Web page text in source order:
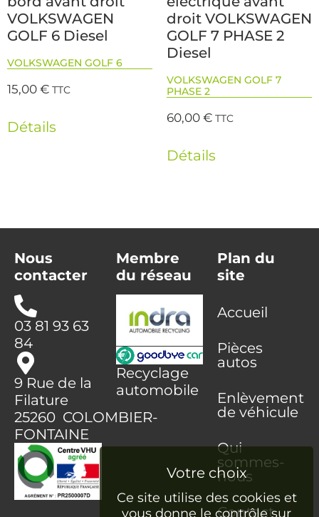
VOLKSWAGEN
GOLF 6 Diesel
VOLKSWAGEN GOLF 6
15,00€ TTC
Détails
droit VOLKSWAGEN
GOLF 7 PHASE 2
Diesel
VOLKSWAGEN GOLF 7
PHASE 2
60,00€ TTC
Détails
Nous
contacter
03 81 93 63
84
9 Rue de la
Filature
25260 COLOMBIER-
FONTAINE
Membre
du réseau
Recyclage
automobile
Plan du
site
Accueil
Pièces
autos
Enlèvement
de véhicule
Qui
sommes-
nous
Contact
Ce site utilise des cookies et
vous donne le contrôle sur